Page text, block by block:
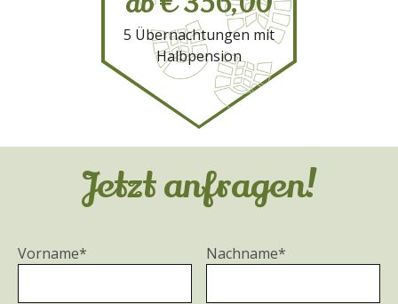
5 Übernachtungen mit
Halbpension
Jetzt anfragen!
Vorname* Nachname*